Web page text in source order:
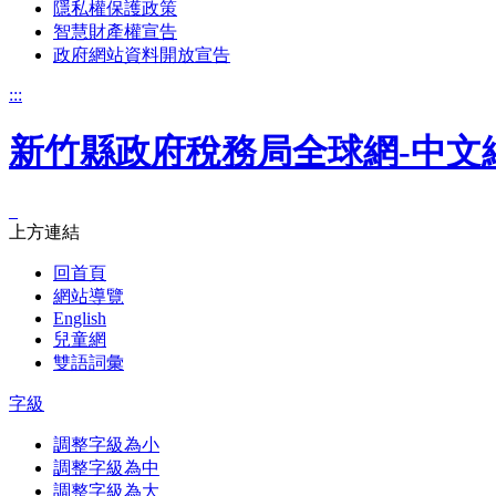
隱私權保護政策
智慧財產權宣告
政府網站資料開放宣告
:::
新竹縣政府稅務局全球網-中文
上方連結
回首頁
網站導覽
English
兒童網
雙語詞彙
字級
調整字級為小
調整字級為中
調整字級為大